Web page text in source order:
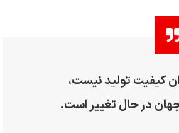
کیفیت تولید نیست،
در حال تغییر است.